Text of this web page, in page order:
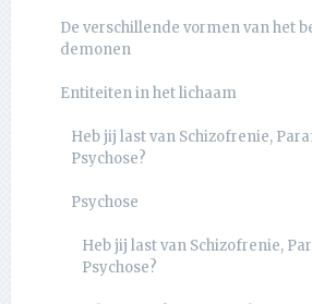
De verschillende vormen van het
demonen
Entiteiten in het lichaam
Heb jij last van Schizofrenie,
Psychose?
Psychose
Heb jij last van Schizofrenie,
Psychose?